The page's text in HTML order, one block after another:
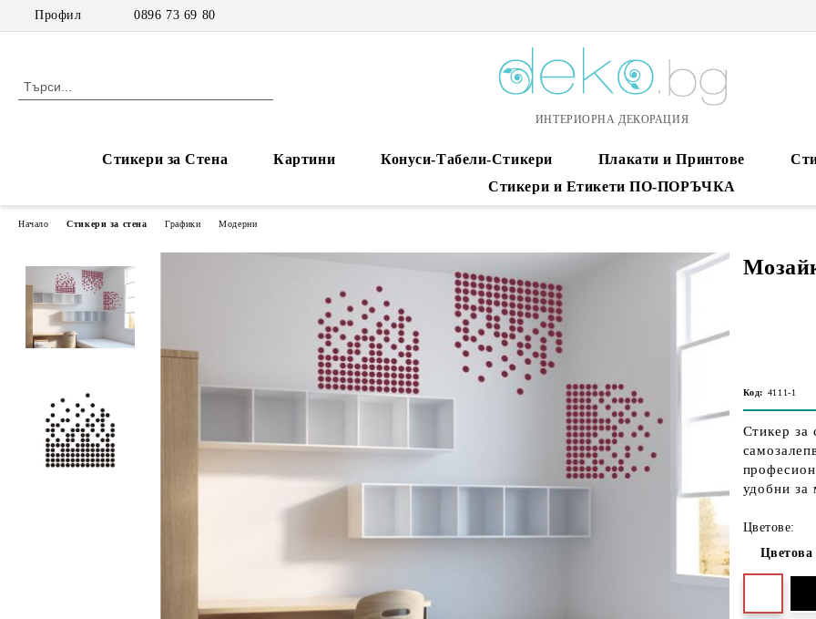
Профил 0896 73 69 80
ИНТЕРИОРНА ДЕКОРАЦИЯ
Стикери за Стена Картини Конуси-Табели-Стикери Плакати и Принтове
Стикери и Етикети ПО-ПОРЪЧКА
Начало Стикери за стена Графики Модерни
Код: 4111-1
Стикер за
удобни за
Цветове:
Цветова